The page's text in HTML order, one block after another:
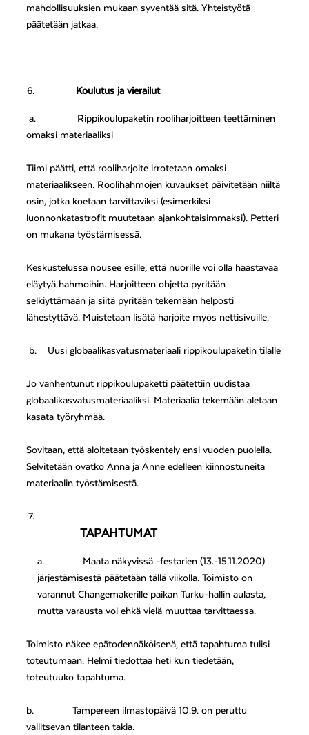
mahdollisuuksien mukaan syventää sitä. Yhteistyötä
päätetään jatkaa.
Koulutus ja vierailut
a.
Rippikoulupaketin rooliharjoitteen teettäminen
omaksi materiaaliksi
Tiimi päätti, että rooliharjoite irrotetaan omaksi
materiaalikseen. Roolihahmojen kuvaukset päivitetään niiltä
osin, jotka koetaan tarvittaviksi (esimerkiksi
luonnonkatastrofit muutetaan ajankohtaisimmaksi). Petteri
on mukana työstämisessä.
Keskustelussa nousee esille, että nuorille voi olla haastavaa
eläytyä hahmoihin. Harjoitteen ohjetta pyritään
selkiyttämään ja siitä pyritään tekemään helposti
lähestyttävä. Muistetaan lisätä harjoite myös nettisivuille.
b. Uusi globaalikasvatusmateriaali rippikoulupaketin tilalle
Jo vanhentunut rippikoulupaketti päätettiin uudistaa
globaalikasvatusmateriaaliksi. Materiaalia tekemään aletaan
kasata työryhmää.
Sovitaan, että aloitetaan työskentely ensi vuoden puolella.
Selvitetään ovatko Anna ja Anne edelleen kiinnostuneita
materiaalin työstämisestä.
TAPAHTUMAT
a. Maata näkyvissä -festarien (13.-15.11.2020)
järjestämisestä päätetään tällä viikolla. Toimisto on
varannut Changemakerille paikan Turku-hallin aulasta,
mutta varausta voi ehkä vielä muuttaa tarvittaessa.
Toimisto näkee epätodennäköisenä, että tapahtuma tulisi
toteutumaan. Helmi tiedottaa heti kun tiedetään,
toteutuuko tapahtuma.
b.Tampereen ilmastopäivä 10.9. on peruttu
vallitsevan tilanteen takia.